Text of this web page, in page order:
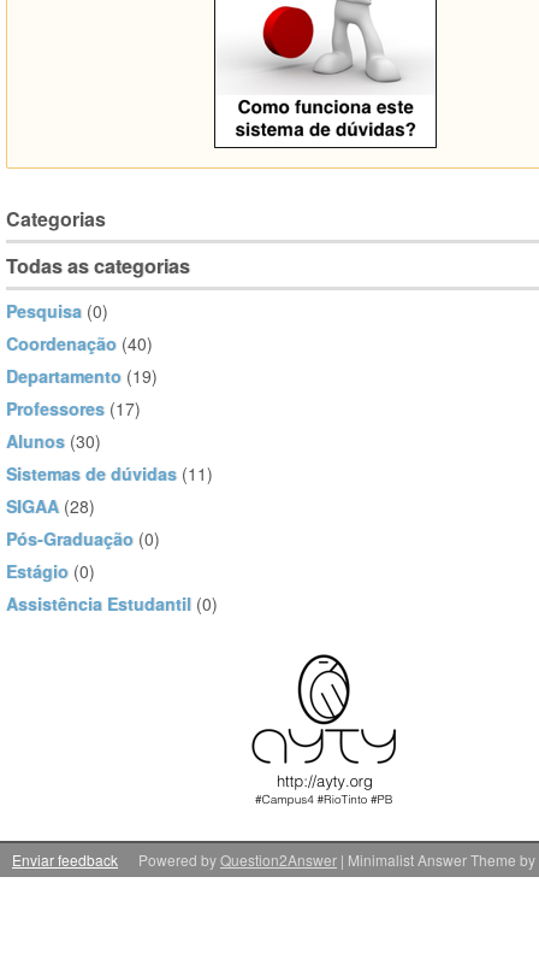
Categorias
Todas as categorias
Pesquisa (0)
Coordenação (40)
Departamento (19)
Professores (17)
Alunos (30)
Sistemas de dúvidas (11)
SIGAA (28)
Pós-Graduação (0)
Estágio (0)
Assistência Estudantil (0)
Enviar feedback | Minimalist Answer Theme by
Powered byQuestion2Answer